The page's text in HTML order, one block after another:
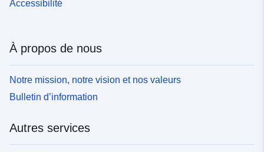
Accessibilité
À propos de nous
Notre mission, notre vision et nos valeurs
Bulletin d’information
Autres services